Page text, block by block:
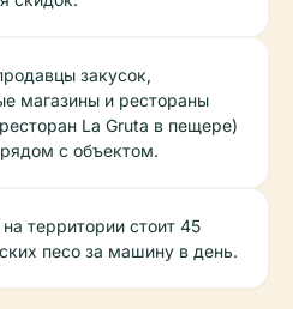
закусок,
магазины и рестораны
La Gruta в пещере)
с объектом.
территории стоит 45
песо за машину в день.